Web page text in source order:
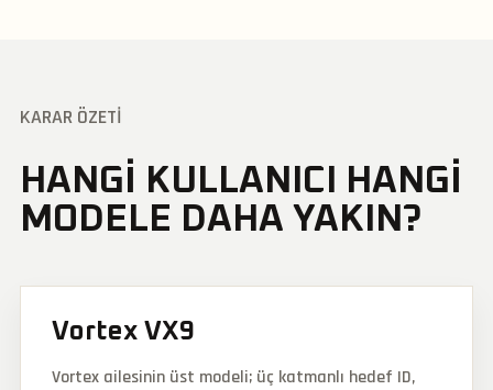
KARAR ÖZETI
HANGI KULLANICI HANGI
MODELE DAHA YAKIN?
Vortex VX9
Vortex ailesinin üst modeli; üç katmanlı hedef ID,